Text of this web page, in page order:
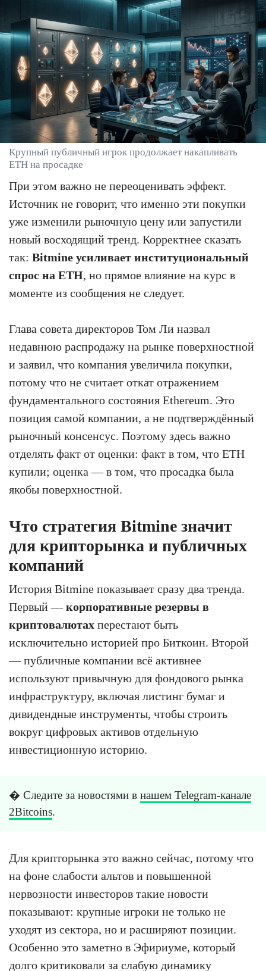
Крупный публичный игрок продолжает накапливать
ETH на просадке
При этом важно не переоценивать эффект.
Источник не говорит, что именно эти покупки
уже изменили рыночную цену или запустили
новый восходящий тренд. Корректнее сказать
так: Bitmine усиливает институциональный
спрос на ETH, но прямое влияние на курс в
моменте из сообщения не следует.
Глава совета директоров Том Ли назвал
недавнюю распродажу на рынке поверхностной
и заявил, что компания увеличила покупки,
потому что не считает откат отражением
фундаментального состояния Ethereum. Это
позиция самой компании, а не подтверждённый
рыночный консенсус. Поэтому здесь важно
отделять факт от оценки: факт в том, что ETH
купили; оценка — в том, что просадка была
якобы поверхностной.
Что стратегия Bitmine значит
для крипторынка и публичных
компаний
История Bitmine показывает сразу два тренда.
Первый —корпоративные резервы в
криптовалютах перестают быть
исключительно историей про Биткоин. Второй
— публичные компании всё активнее
используют привычную для фондового рынка
инфраструктуру, включая листинг бумаг и
дивидендные инструменты, чтобы строить
вокруг цифровых активов отдельную
инвестиционную историю.
� Следите за новостями в нашем Telegram-канале
2Bitcoins.
Для крипторынка это важно сейчас, потому что
на фоне слабости альтов и повышенной
нервозности инвесторов такие новости
показывают: крупные игроки не только не
уходят из сектора, но и расширяют позиции.
Особенно это заметно в Эфириуме, который
долго критиковали за слабую динамику